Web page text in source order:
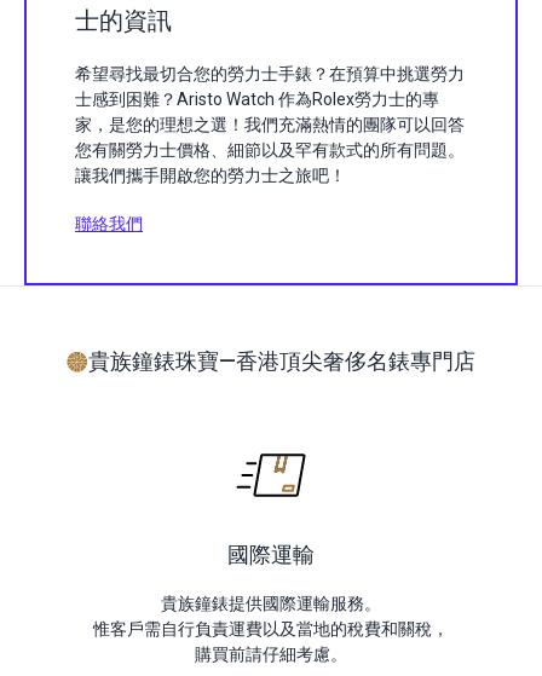
士的資訊
希望尋找最切合您的勞力士手錶？在預算中挑選勞力
士感到困難？Aristo Watch 作為Rolex勞力士的專
家，是您的理想之選！我們充滿熱情的團隊可以回答
您有關勞力士價格、細節以及罕有款式的所有問題。
讓我們攜手開啟您的勞力士之旅吧！
聯絡我們
貴族鐘錶珠寶—香港頂尖奢侈名錶專門店
國際運輸
貴族鐘錶提供國際運輸服務。
惟客戶需自行負責運費以及當地的稅費和關稅，
購買前請仔細考慮。